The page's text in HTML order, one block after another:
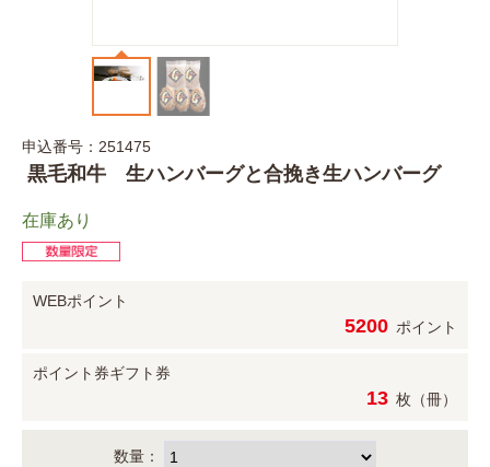
申込番号：251475
黒毛和牛 生ハンバーグと合挽き生ハンバーグ
在庫あり
WEBポイント
5200 ポイント
ポイント券ギフト券
13 枚（冊）
数量：